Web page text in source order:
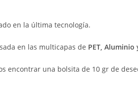
en la última tecnología.
en las multicapas de PET,
encontrar una bolsita de 10 gr de